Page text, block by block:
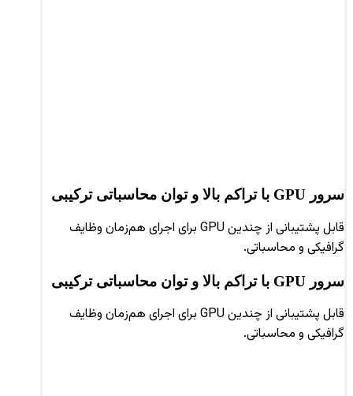
سرور GPU با تراکم بالا و توان محاسباتی ترکیبی
قابل پشتیبانی از چندین GPU برای اجرای هم‌زمان وظایف
گرافیکی و محاسباتی.
سرور GPU با تراکم بالا و توان محاسباتی ترکیبی
قابل پشتیبانی از چندین GPU برای اجرای هم‌زمان وظایف
گرافیکی و محاسباتی.